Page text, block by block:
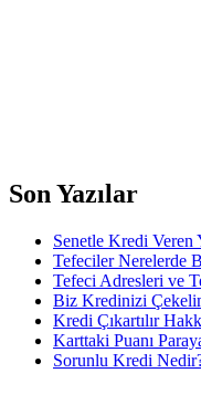
Son Yazılar
Senetle Kredi Veren
Tefeciler Nerelerde
Tefeci Adresleri ve
Biz Kredinizi
Kredi Çıkartılır
Karttaki Puanı
Sorunlu Kredi